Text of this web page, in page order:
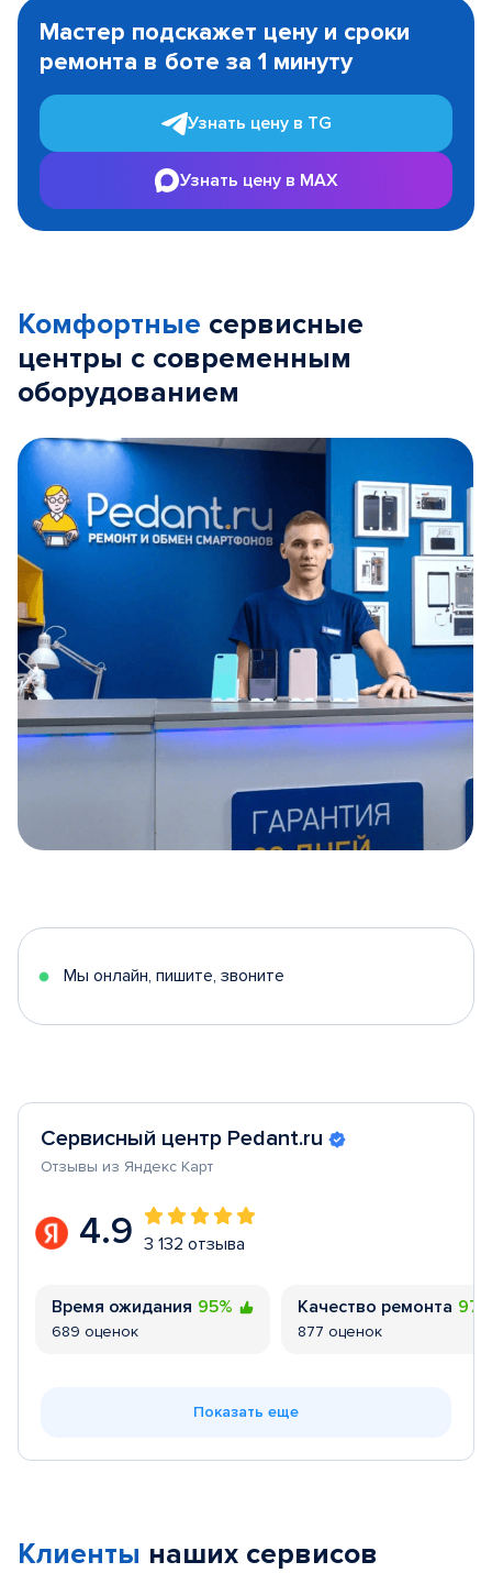
1
Мастер подскажет цену и сроки
ремонта в боте за 1 минуту
Узнать цену в TG
Узнать цену в MAX
Комфортные сервисные
центры с современным
оборудованием
5
Мы онлайн, пишите, звоните
Сервисный центр Pedant.ru
Отзывы из Яндекс Карт
4.9 3 132 отзыва
Время ожидания 95%
689 оценок
Качество ремонта
877 оценок
Показать еще
Клиенты наших сервисов